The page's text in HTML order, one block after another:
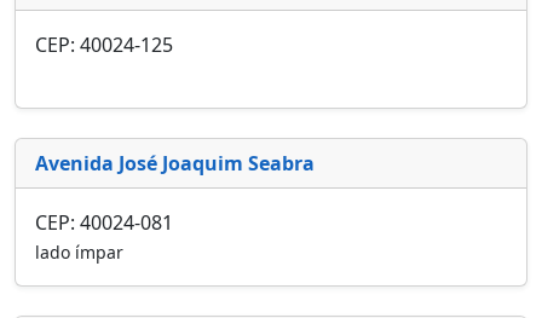
CEP: 40024-125
Avenida José Joaquim Seabra
CEP: 40024-081
lado ímpar